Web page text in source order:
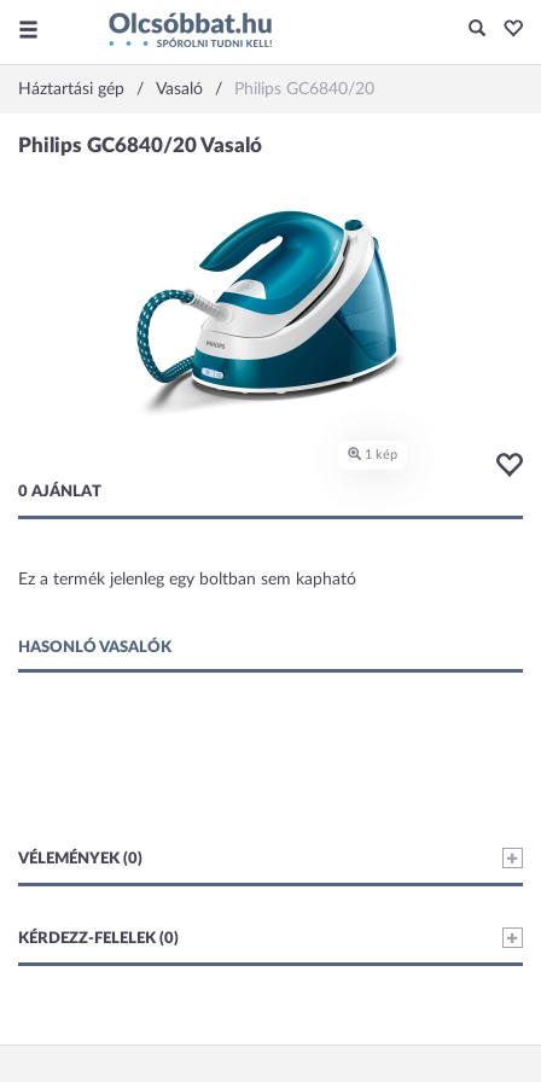
Háztartási gép Vasaló Philips GC6840/20
0 AJÁNLAT
Ez a termék jelenleg egy boltban sem kapható
HASONLÓ VASALÓK
VÉLEMÉNYEK (0)
KÉRDEZZ-FELELEK (0)